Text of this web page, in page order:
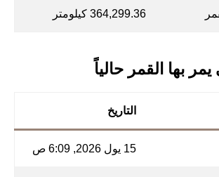
364,299.36 كيلومتر
بها القمر حالياً
التاريخ
15 يول 2026, 6:09 ص